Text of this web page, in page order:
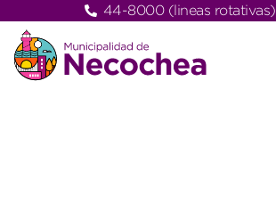
44-8000 (lineas rotativas)